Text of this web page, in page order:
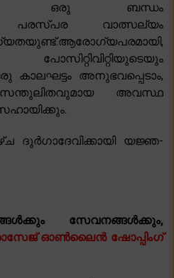
ഒരു ബന്ധം
പരസ്പര വാത്സല്യം
കാലഘട്ടം അനുഭവപ്പെടാം,
അവസ്ഥ
ദുർഗാദേവിക്കായി യജ്ഞ-
സേവനങ്ങൾക്കും,
ഓൺലൈൻ ഷോപ്പിംഗ്